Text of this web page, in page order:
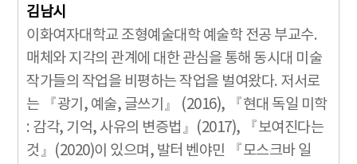
김남시
이화여자대학교 조형예술대학 예술학 전공 부교수.
매체와 지각의 관계에 대한 관심을 통해 동시대 미술
작가들의 작업을 비평하는 작업을 벌여왔다. 저서로
는 『광기, 예술, 글쓰기』 (2016), 『현대 독일 미학
: 감각, 기억, 사유의 변증법』(2017), 『보여진다는
것』(2020)이 있으며, 발터 벤야민 『모스크바 일